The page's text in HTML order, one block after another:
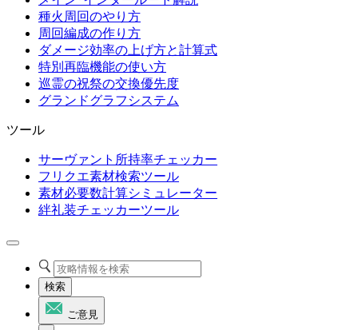
種火周回のやり方
周回編成の作り方
ダメージ効率の上げ方と計算式
特別再臨機能の使い方
巡霊の祝祭の交換優先度
グランドグラフシステム
ツール
サーヴァント所持率チェッカー
フリクエ素材検索ツール
素材必要数計算シミュレーター
絆礼装チェッカーツール
検索
ご意見